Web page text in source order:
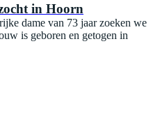
in Hoorn
dame van 73 jaar zoeken we
is geboren en getogen in